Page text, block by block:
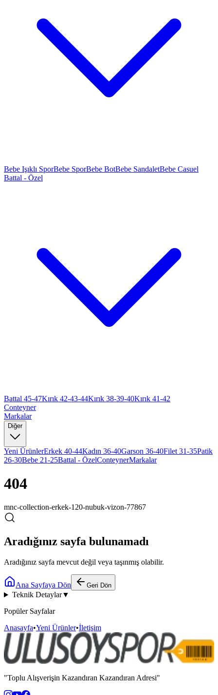
Bebe Işıklı SporBebe SporBebe BotBebe SandaletBebe Casuel
Battal - Özel
Battal 45-47Kırık 42-43-44Kırık 38-39-40Kırık 41-42
Conteyner
Markalar
Diğer
Yeni ÜrünlerErkek 40-44Kadın 36-40Garson 36-40Filet 31-35Patik
26-30Bebe 21-25Battal - ÖzelConteynerMarkalar
404
mnc-collection-erkek-120-nubuk-vizon-77867
Aradığınız sayfa bulunamadı
Aradığınız sayfa mevcut değil veya taşınmış olabilir.
Ana Sayfaya Dön Geri Dön
Teknik Detaylar▼
Popüler Sayfalar
Anasayfa•Yeni Ürünler•İletişim
"Toplu Alışverişin Kazandıran Kazandıran Adresi"